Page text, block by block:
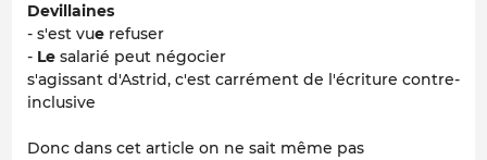
Devillaines
- s'est vue refuser
- Le salarié peut négocier
s'agissant d'Astrid, c'est carrément de l'écriture contre-
inclusive
Donc dans cet article on ne sait même pas